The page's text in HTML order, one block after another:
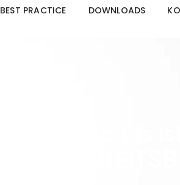
BEST PRACTICE DOWNLOADS